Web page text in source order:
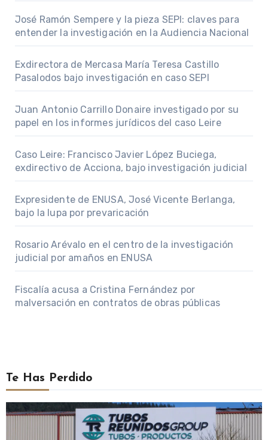
José Ramón Sempere y la pieza SEPI: claves para
entender la investigación en la Audiencia Nacional
Exdirectora de Mercasa María Teresa Castillo
Pasalodos bajo investigación en caso SEPI
Juan Antonio Carrillo Donaire investigado por su
papel en los informes jurídicos del caso Leire
Caso Leire: Francisco Javier López Buciega,
exdirectivo de Acciona, bajo investigación judicial
Expresidente de ENUSA, José Vicente Berlanga,
bajo la lupa por prevaricación
Rosario Arévalo en el centro de la investigación
judicial por amaños en ENUSA
Fiscalía acusa a Cristina Fernández por
malversación en contratos de obras públicas
Te Has Perdido